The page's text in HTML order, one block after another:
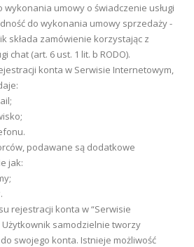
wykonania umowy o świadczenie usługi
do wykonania umowy sprzedaży -
składa zamówienie korzystając z
chat (art. 6 ust. 1 lit. b RODO).
konta w Serwisie Internetowym,
podawane są dodatkowe
jak:
rejestracji konta w “Serwisie
Użytkownik samodzielnie tworzy
swojego konta. Istnieje możliwość